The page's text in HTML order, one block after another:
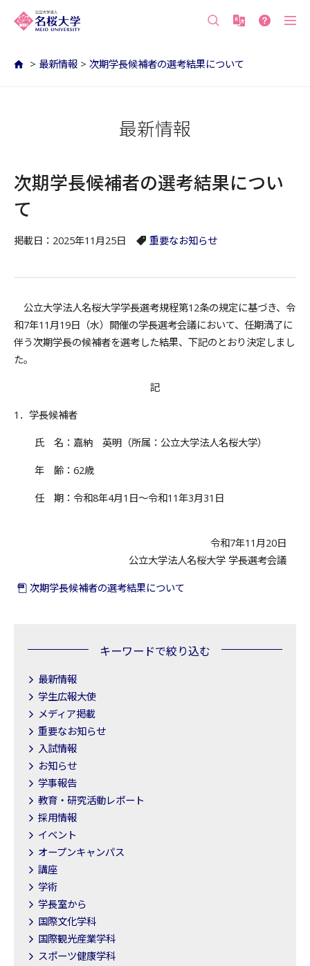
> 最新情報 > 次期学長候補者の選考結果について
最新情報
次期学長候補者の選考結果につい
て
掲載日：2025年11月25日 重要なお知らせ
公立大学法人名桜大学学長選考規程第12条の規定に基づき、令
和7年11月19日（水）開催の学長選考会議において、任期満了に
伴う次期学長の候補者を選考した結果、下記のとおり決定しまし
た。
記
1．学長候補者
氏 名：嘉納 英明（所属：公立大学法人名桜大学）
年 齢：62歳
任 期：令和8年4月1日〜令和11年3月31日
令和7年11月20日
公立大学法人名桜大学 学長選考会議
次期学長候補者の選考結果について
キーワードで絞り込む
最新情報
学生広報大使
メディア掲載
重要なお知らせ
入試情報
お知らせ
学事報告
教育・研究活動レポート
採用情報
イベント
オープンキャンパス
講座
学術
学長室から
国際文化学科
国際観光産業学科
スポーツ健康学科